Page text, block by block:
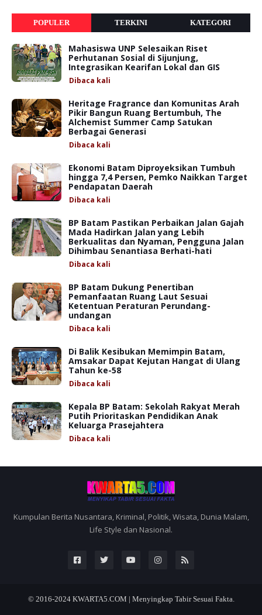
POPULER TERKINI KATEGORI
Mahasiswa UNP Selesaikan Riset
Perhutanan Sosial di Sijunjung,
Integrasikan Kearifan Lokal dan GIS
Dibaca kali
Heritage Fragrance dan Komunitas Arah
Pikir Bangun Ruang Bertumbuh, The
Alchemist Summer Camp Satukan
Berbagai Generasi
Dibaca kali
Ekonomi Batam Diproyeksikan Tumbuh
hingga 7,4 Persen, Pemko Naikkan Target
Pendapatan Daerah
Dibaca kali
BP Batam Pastikan Perbaikan Jalan Gajah
Mada Hadirkan Jalan yang Lebih
Berkualitas dan Nyaman, Pengguna Jalan
Dihimbau Senantiasa Berhati-hati
Dibaca kali
BP Batam Dukung Penertiban
Pemanfaatan Ruang Laut Sesuai
Ketentuan Peraturan Perundang-
undangan
Dibaca kali
Di Balik Kesibukan Memimpin Batam,
Amsakar Dapat Kejutan Hangat di Ulang
Tahun ke-58
Dibaca kali
Kepala BP Batam: Sekolah Rakyat Merah
Putih Prioritaskan Pendidikan Anak
Keluarga Prasejahtera
Dibaca kali
Kumpulan Berita Nusantara, Kriminal, Politik, Wisata, Dunia Malam,
Life Style dan Nasional.
© 2016-2024 KWARTA5.COM | Menyingkap Tabir Sesuai Fakta.